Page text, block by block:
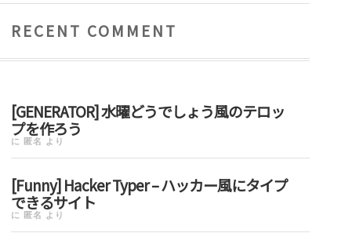
RECENT COMMENT
[GENERATOR] 水曜どうでしょう風のテロッ
プを作ろう
に 匿名 より
[Funny] Hacker Typer – ハッカー風にタイプ
できるサイト
に 匿名 より